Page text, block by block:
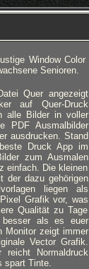
Window Color
Senioren.
Quer angezeigt
auf Quer-Druck
alle Bilder in voller
PDF Ausmalbilder
ausdrucken. Stand
Druck App im
zum Ausmalen
einfach. Die kleinen
der dazu gehörigen
liegen als
Grafik vor, was
Qualität zu Tage
besser als es euer
Monitor zeigt immer
Vector Grafik.
reicht Normaldruck
spart Tinte.